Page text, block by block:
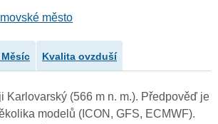
město
Kvalita ovzduší
Karlovarský (566 m n. m.). Předpověď je
modelů (ICON, GFS, ECMWF).